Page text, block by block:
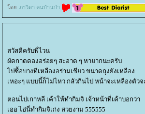
ดย: ภาวิดา คนบ้านป่า
สวัสดีครับพี่ไวน
ผัดกาดดองอร่อยๆ สะอาด ๆ หายากนะครับ
ไปซื้อบางทีเหลืองอร่ามเชียว ขนาดถุงยังเหลือง
เหอะๆ แบบนี้ก็ไม่ไหว กลัวกินไป หน้าจะเหลืองตัวจ
ตอนไปเกาหลี เค้าให้ทำกิมจิ เจ้าหน้าที่เค้าบอกว่า
เออ ไอ่นี่ทำกิมจิเก่ง สวยงาม 555555